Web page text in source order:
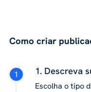
Como criar
1. Descreva
Escolha o tipo